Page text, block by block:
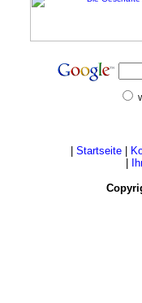
Startseite|